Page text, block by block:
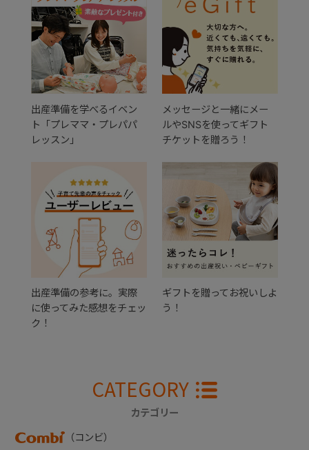
出産準備を学べるイベン
ト「プレママ・プレパパ
レッスン」
メッセージと一緒にメー
ルやSNSを使ってギフト
チケットを贈ろう！
出産準備の参考に。実際
に使ってみた感想をチェッ
ク！
ギフトを贈ってお祝いしよ
う！
CATEGORY
カテゴリー
（コンビ）